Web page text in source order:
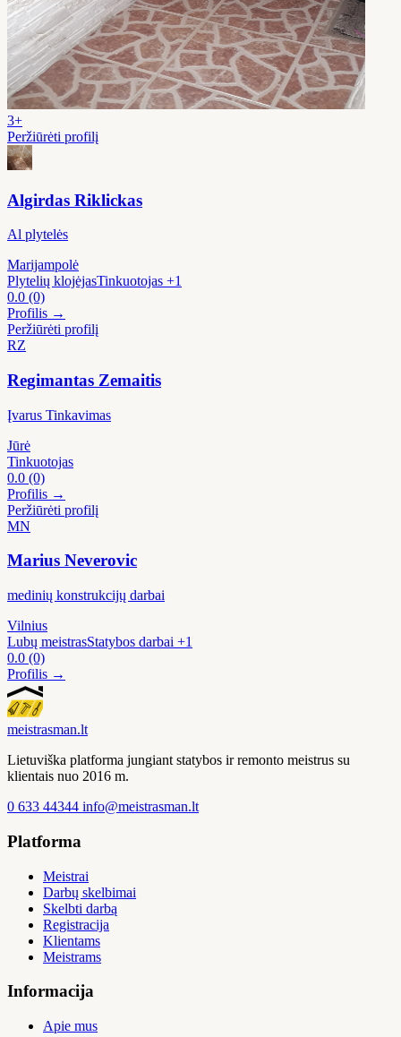
3+
Peržiūrėti profilį
Algirdas Riklickas
Al plytelės
Marijampolė
Plytelių klojėjasTinkuotojas +1
0.0 (0)
Profilis →
Peržiūrėti profilį
RZ
Regimantas Zemaitis
Įvarus Tinkavimas
Jūrė
Tinkuotojas
0.0 (0)
Profilis →
Peržiūrėti profilį
MN
Marius Neverovic
medinių konstrukcijų darbai
Vilnius
Lubų meistrasStatybos darbai +1
0.0 (0)
Profilis →
meistrasman.lt
Lietuviška platforma jungiant statybos ir remonto meistrus su
klientais nuo 2016 m.
0 633 44344 info@meistrasman.lt
Platforma
Meistrai
Darbų skelbimai
Skelbti darbą
Registracija
Klientams
Meistrams
Informacija
Apie mus